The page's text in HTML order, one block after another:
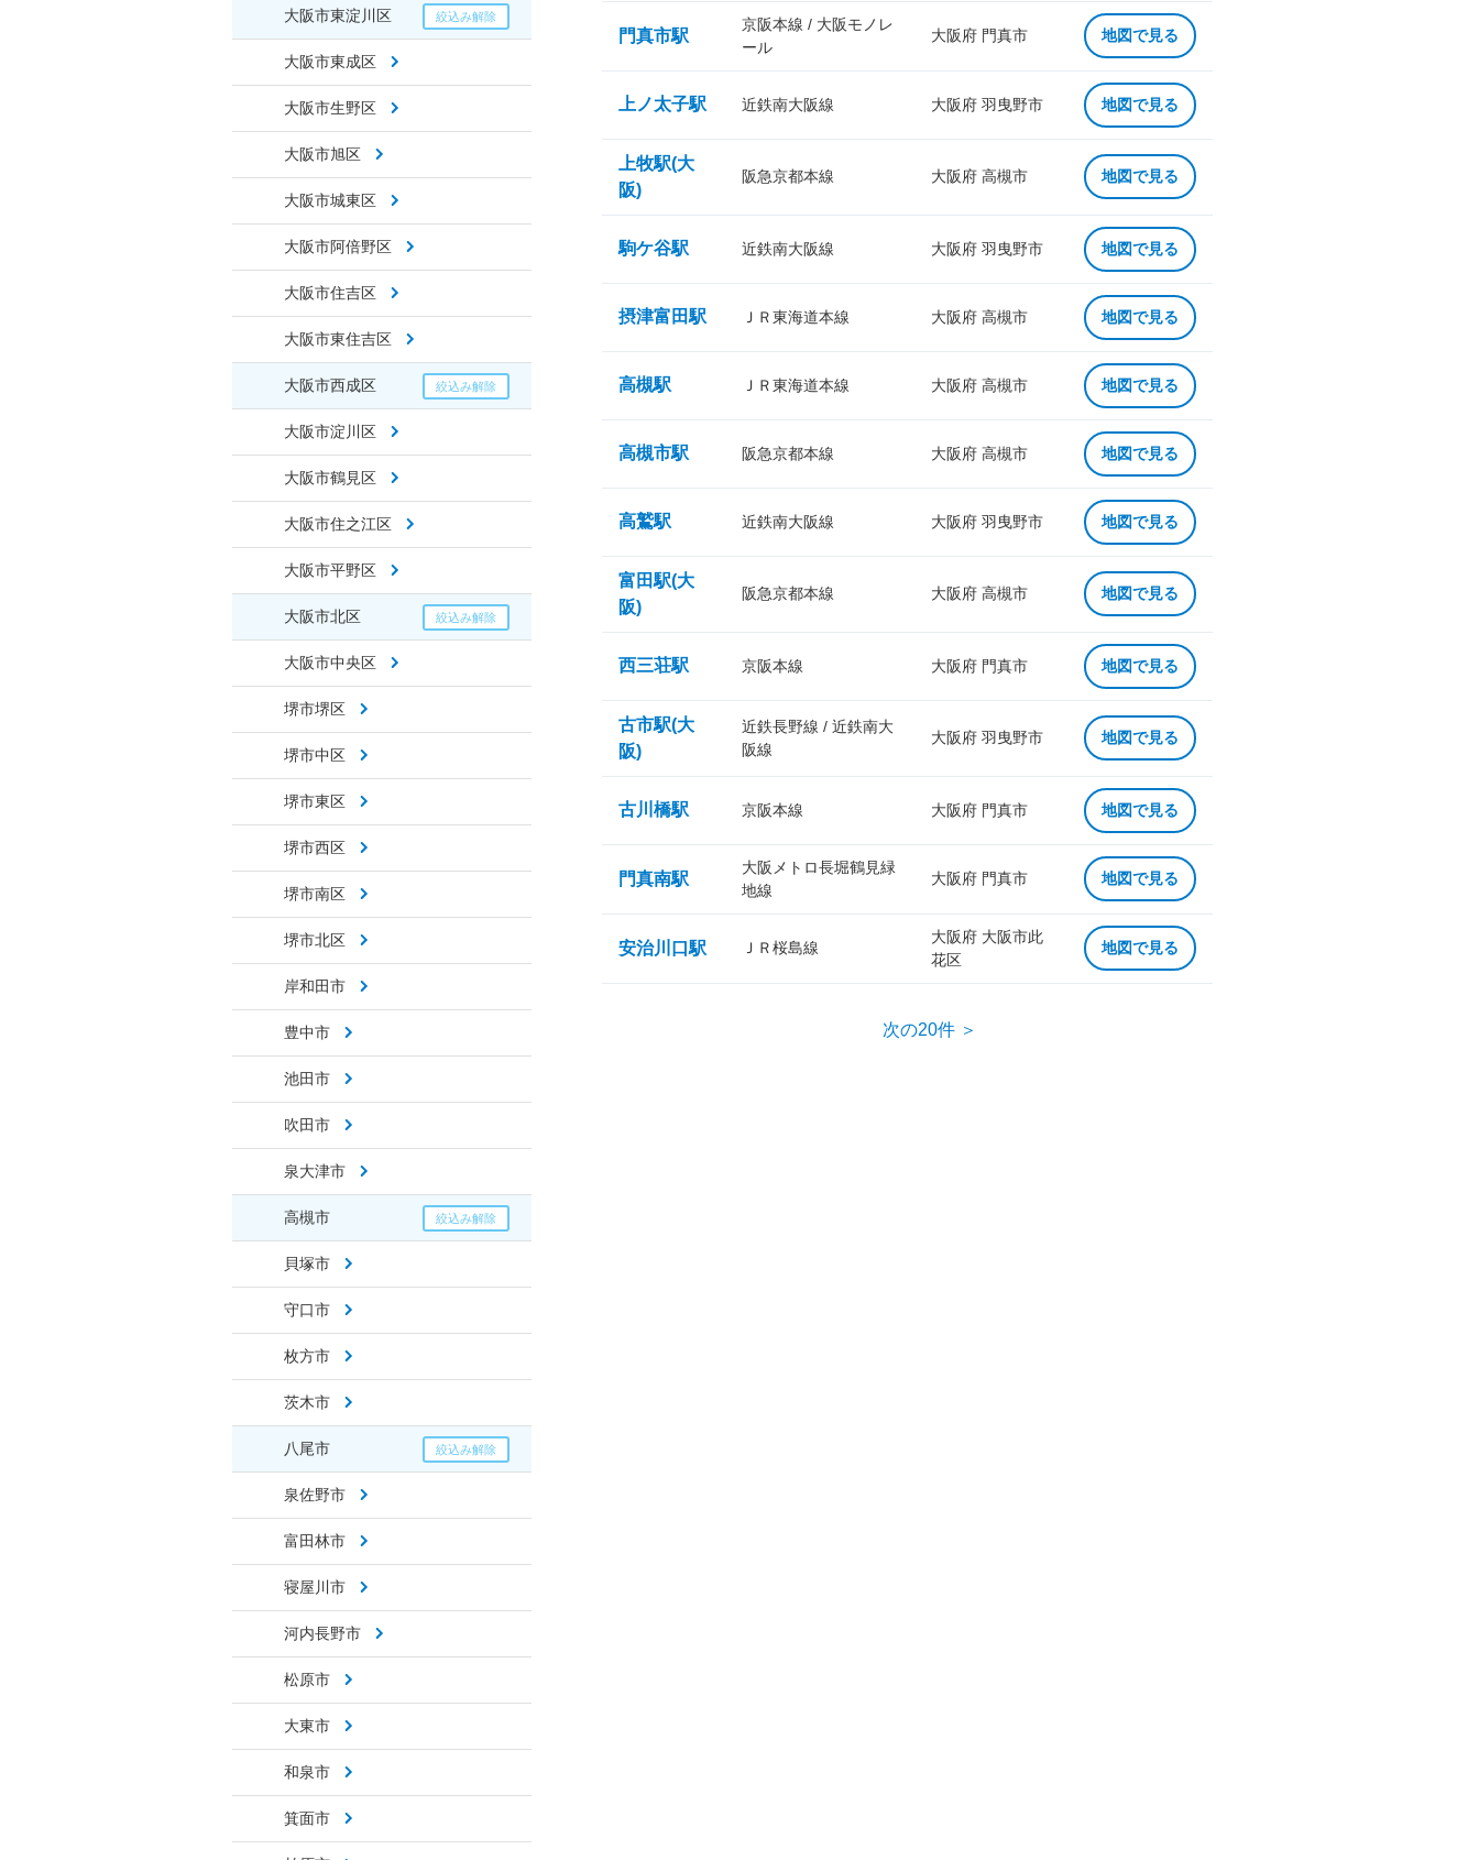
大阪市東淀川区
大阪市東成区
大阪市生野区
大阪市旭区
大阪市城東区
大阪市阿倍野区
大阪市住吉区
大阪市東住吉区
大阪市西成区
大阪市淀川区
大阪市鶴見区
大阪市住之江区
大阪市平野区
大阪市北区
大阪市中央区
堺市堺区
堺市中区
堺市東区
堺市西区
堺市南区
堺市北区
岸和田市
豊中市
池田市
吹田市
泉大津市
高槻市
貝塚市
守口市
枚方市
茨木市
八尾市
泉佐野市
富田林市
寝屋川市
河内長野市
松原市
大東市
和泉市
箕面市
門真市駅
京阪本線 / 大阪モノレ
ール
大阪府 門真市 地図で見る
上ノ太子駅 近鉄南大阪線 大阪府 羽曳野市 地図で見る
上牧駅(大
阪)
阪急京都本線 大阪府 高槻市 地図で見る
駒ケ谷駅 近鉄南大阪線 大阪府 羽曳野市 地図で見る
摂津富田駅 ＪＲ東海道本線 大阪府 高槻市 地図で見る
高槻駅 ＪＲ東海道本線 大阪府 高槻市 地図で見る
高槻市駅 阪急京都本線 大阪府 高槻市 地図で見る
高鷲駅 近鉄南大阪線 大阪府 羽曳野市 地図で見る
富田駅(大
阪)
阪急京都本線 大阪府 高槻市 地図で見る
西三荘駅 京阪本線 大阪府 門真市 地図で見る
古市駅(大
阪)
近鉄長野線 / 近鉄南大
阪線
大阪府 羽曳野市 地図で見る
古川橋駅 京阪本線 大阪府 門真市 地図で見る
門真南駅
大阪メトロ長堀鶴見緑
地線
大阪府 門真市 地図で見る
安治川口駅 ＪＲ桜島線
大阪府 大阪市此
花区
地図で見る
次の20件 ＞